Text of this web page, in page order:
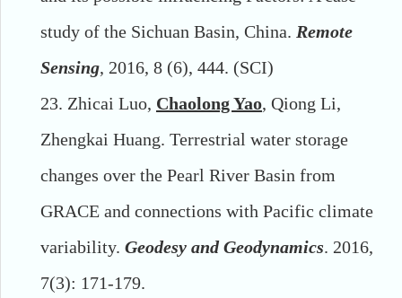
study of the Sichuan Basin, China. Remote
Sensing, 2016, 8 (6), 444. (SCI)
23. Zhicai Luo, Chaolong Yao, Qiong Li,
Zhengkai Huang. Terrestrial water storage
changes over the Pearl River Basin from
GRACE and connections with Pacific climate
variability. Geodesy and Geodynamics. 2016,
7(3): 171-179.